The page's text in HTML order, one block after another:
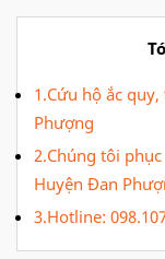
1.Cứu hộ ắc
Phượng
2.Chúng tôi
Huyện Đan
3.Hotline: